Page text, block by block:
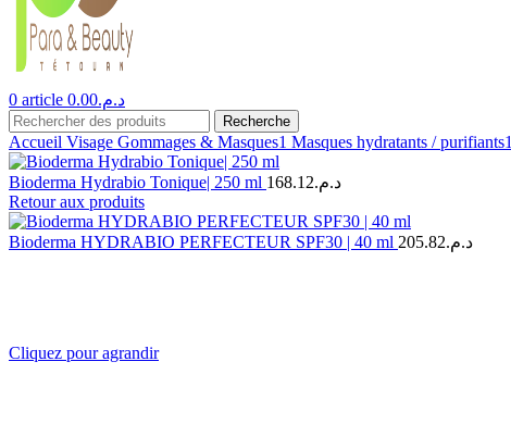
0 article د.م.0.00
Recherche
Accueil Visage Gommages & Masques1 Masques hydratants / purifiants1
Bioderma Hydrabio Tonique| 250 ml د.م.168.12
Retour aux produits
Bioderma HYDRABIO PERFECTEUR SPF30 | 40 ml د.م.205.82
Cliquez pour agrandir